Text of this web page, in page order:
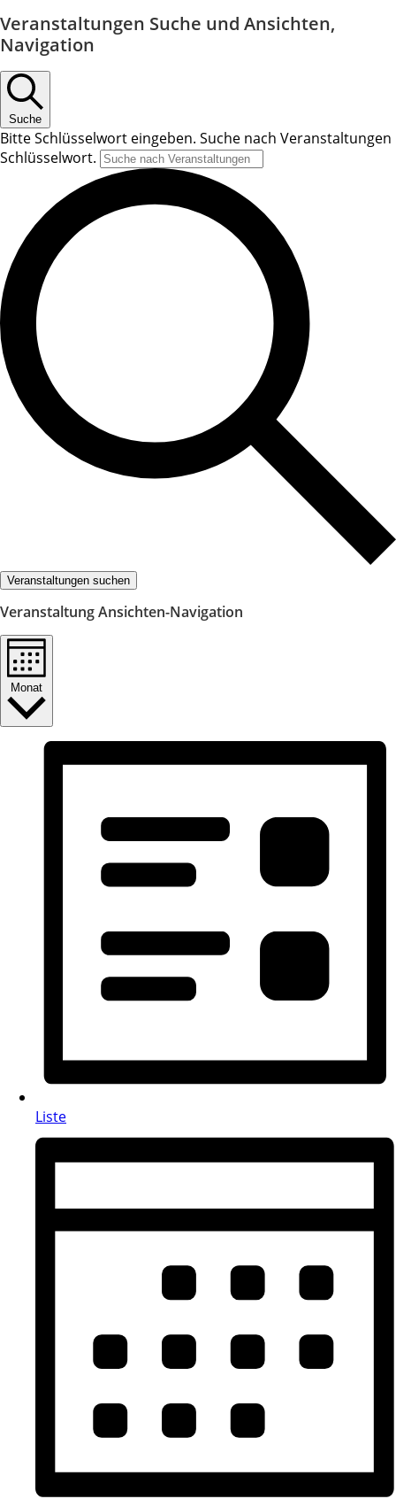
Veranstaltungen Suche und Ansichten,
Navigation
Suche
Bitte Schlüsselwort eingeben. Suche nach Veranstaltungen
Schlüsselwort.
Veranstaltungen suchen
Veranstaltung Ansichten-Navigation
Monat
Liste